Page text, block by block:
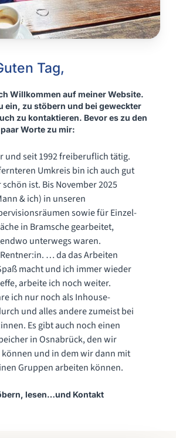
Tag,
Willkommen auf meiner Website.
ein, zu stöbern und bei geweckter
zu kontaktieren. Bevor es zu den
Worte zu mir:
und seit 1992 freiberuflich tätig.
Umkreis bin ich auch gut
ist. Bis November 2025
& ich) in unseren
sowie für Einzel-
in Bramsche gearbeitet,
unterwegs waren.
… da das Arbeiten
macht und ich immer wieder
arbeite ich noch weiter.
ich nur noch als Inhouse-
und alles andere zumeist bei
Es gibt auch noch einen
in Osnabrück, den wir
und in dem wir dann mit
Gruppen arbeiten können.
lesen…und Kontakt